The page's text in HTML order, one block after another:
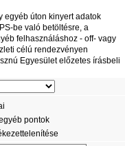
egyéb úton kinyert adatok
be való betöltésre, a
felhasználáshoz - off- vagy
célú rendezvényen
Egyesület előzetes írásbeli
pontok